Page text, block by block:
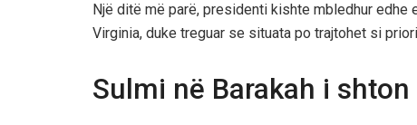
Një ditë më parë, presidenti kishte mbledhur
Virginia, duke treguar se situata po trajtohet si
Sulmi në Barakah i